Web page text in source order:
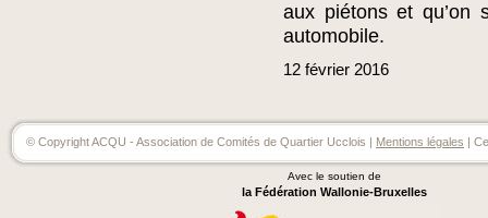
aux piétons et qu’on
automobile.
12 février 2016
© Copyright ACQU - Association de Comités de Quartier Ucclois | Mentions légales |
Avec le soutien de
la Fédération Wallonie-Bruxelles